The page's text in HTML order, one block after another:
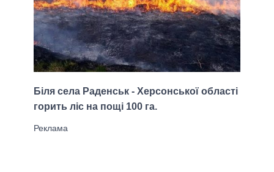
Біля села Раденськ - Херсонської області
горить ліс на пощі 100 га.